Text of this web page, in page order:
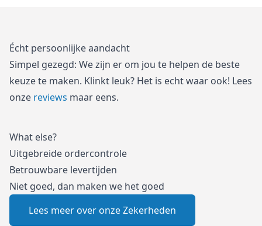
Écht persoonlijke aandacht
Simpel gezegd: We zijn er om jou te helpen de beste
keuze te maken. Klinkt leuk? Het is echt waar ook! Lees
onze reviews maar eens.
What else?
Uitgebreide ordercontrole
Betrouwbare levertijden
Niet goed, dan maken we het goed
Lees meer over onze Zekerheden